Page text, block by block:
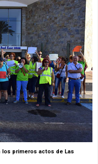
los primeros actos de Las